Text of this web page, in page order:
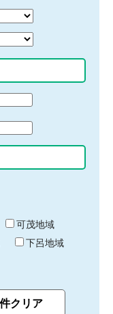
可茂地域
下呂地域